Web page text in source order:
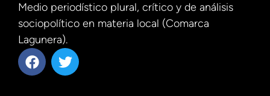
Medio periodístico plural, crítico y de análisis
sociopolítico en materia local (Comarca
Lagunera).